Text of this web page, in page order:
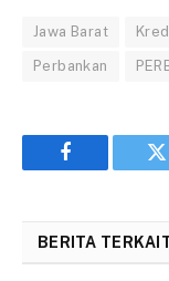
Jawa Barat
Perbankan
Facebook
BERITA